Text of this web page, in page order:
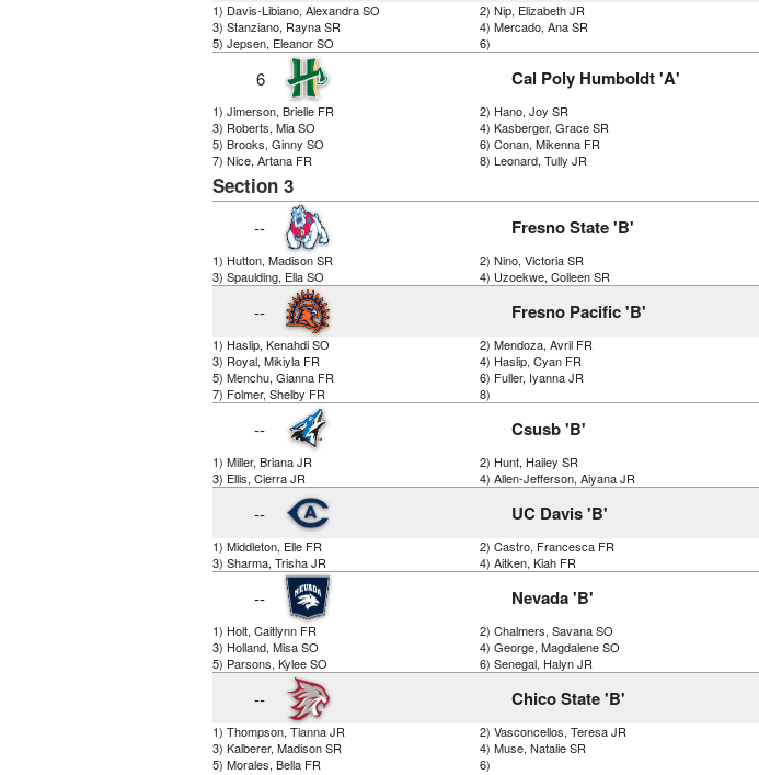
1) Davis-Libiano, Alexandra SO
2) Nip, Elizabeth JR
3) Stanziano, Rayna SR
4) Mercado, Ana SR
5) Jepsen, Eleanor SO
6)
6 Cal Poly Humboldt 'A'
1) Jimerson, Brielle FR
2) Hano, Joy SR
3) Roberts, Mia SO
4) Kasberger, Grace SR
5) Brooks, Ginny SO
6) Conan, Mikenna FR
7) Nice, Artana FR
8) Leonard, Tully JR
Section 3
-- Fresno State 'B'
1) Hutton, Madison SR
2) Nino, Victoria SR
3) Spaulding, Ella SO
4) Uzoekwe, Colleen SR
-- Fresno Pacific 'B'
1) Haslip, Kenahdi SO
2) Mendoza, Avril FR
3) Royal, Mikiyla FR
4) Haslip, Cyan FR
5) Menchu, Gianna FR
6) Fuller, Iyanna JR
7) Folmer, Shelby FR
8)
-- Csusb 'B'
1) Miller, Briana JR
2) Hunt, Hailey SR
3) Ellis, Cierra JR
4) Allen-Jefferson, Aiyana JR
-- UC Davis 'B'
1) Middleton, Elle FR
2) Castro, Francesca FR
3) Sharma, Trisha JR
4) Aitken, Kiah FR
-- Nevada 'B'
1) Holt, Caitlynn FR
2) Chalmers, Savana SO
3) Holland, Misa SO
4) George, Magdalene SO
5) Parsons, Kylee SO
6) Senegal, Halyn JR
-- Chico State 'B'
1) Thompson, Tianna JR
2) Vasconcellos, Teresa JR
3) Kalberer, Madison SR
4) Muse, Natalie SR
5) Morales, Bella FR
6)